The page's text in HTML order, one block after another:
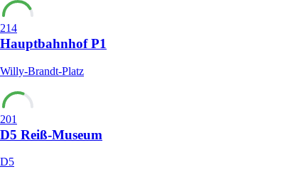
214
Hauptbahnhof P1
Willy-Brandt-Platz
201
D5 Reiß-Museum
D5